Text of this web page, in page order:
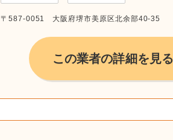
〒587-0051 大阪府堺市美原区北余部40-35
この業者の詳細を見る